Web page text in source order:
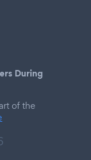
During
of the